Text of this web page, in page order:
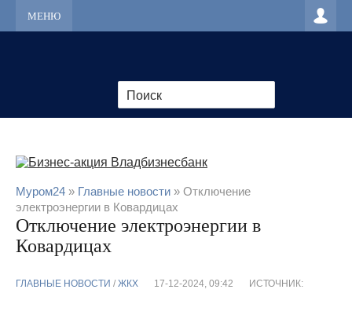
МЕНЮ
Муром24 » Главные новости » Отключение
электроэнергии в Ковардицах
Отключение электроэнергии в
Ковардицах
ГЛАВНЫЕ НОВОСТИ / ЖКХ 17-12-2024, 09:42 ИСТОЧНИК: